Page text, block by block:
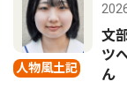
人物風土記
文
ツ
ん